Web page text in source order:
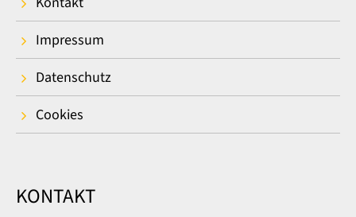
Impressum
Datenschutz
Cookies
KONTAKT